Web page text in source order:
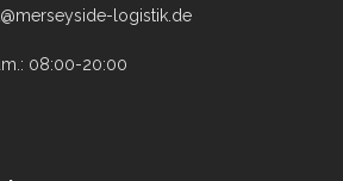
logistik.de
08:00-20:00